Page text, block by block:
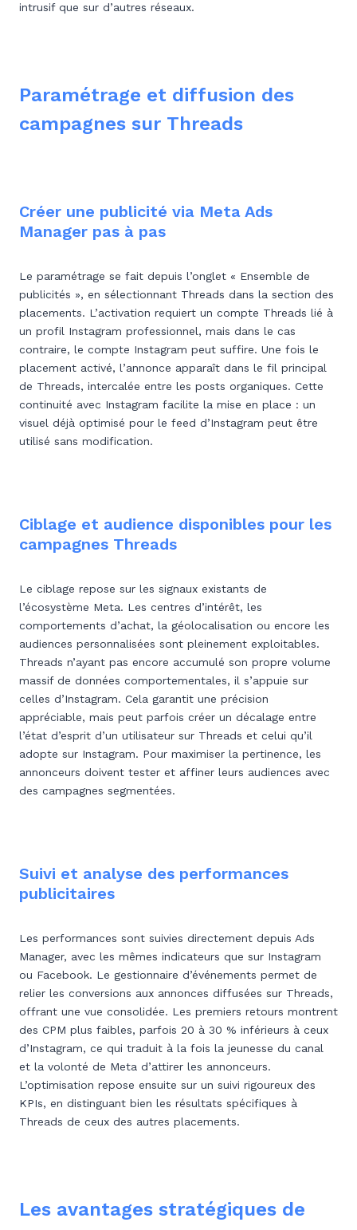
intrusif que sur d’autres réseaux.
Paramétrage et diffusion des
campagnes sur Threads
Créer une publicité via Meta Ads
Manager pas à pas
Le paramétrage se fait depuis l’onglet « Ensemble de
publicités », en sélectionnant Threads dans la section des
placements. L’activation requiert un compte Threads lié à
un profil Instagram professionnel, mais dans le cas
contraire, le compte Instagram peut suffire. Une fois le
placement activé, l’annonce apparaît dans le fil principal
de Threads, intercalée entre les posts organiques. Cette
continuité avec Instagram facilite la mise en place : un
visuel déjà optimisé pour le feed d’Instagram peut être
utilisé sans modification.
Ciblage et audience disponibles pour les
campagnes Threads
Le ciblage repose sur les signaux existants de
l’écosystème Meta. Les centres d’intérêt, les
comportements d’achat, la géolocalisation ou encore les
audiences personnalisées sont pleinement exploitables.
Threads n’ayant pas encore accumulé son propre volume
massif de données comportementales, il s’appuie sur
celles d’Instagram. Cela garantit une précision
appréciable, mais peut parfois créer un décalage entre
l’état d’esprit d’un utilisateur sur Threads et celui qu’il
adopte sur Instagram. Pour maximiser la pertinence, les
annonceurs doivent tester et affiner leurs audiences avec
des campagnes segmentées.
Suivi et analyse des performances
publicitaires
Les performances sont suivies directement depuis Ads
Manager, avec les mêmes indicateurs que sur Instagram
ou Facebook. Le gestionnaire d’événements permet de
relier les conversions aux annonces diffusées sur Threads,
offrant une vue consolidée. Les premiers retours montrent
des CPM plus faibles, parfois 20 à 30 % inférieurs à ceux
d’Instagram, ce qui traduit à la fois la jeunesse du canal
et la volonté de Meta d’attirer les annonceurs.
L’optimisation repose ensuite sur un suivi rigoureux des
KPIs, en distinguant bien les résultats spécifiques à
Threads de ceux des autres placements.
Les avantages stratégiques de